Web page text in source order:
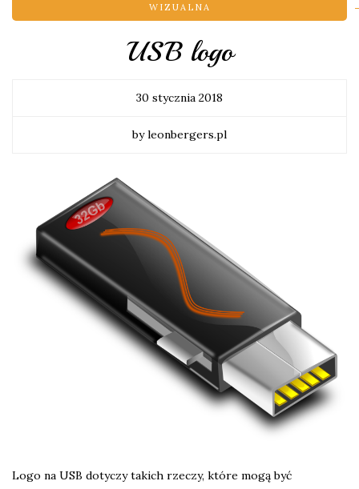
WIZUALNA
USB logo
30 stycznia 2018
by leonbergers.pl
Logo na USB dotyczy takich rzeczy, które mogą być